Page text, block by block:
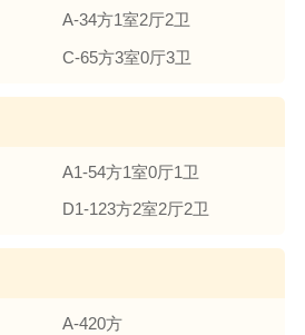
A-34方1室2厅2卫
C-65方3室0厅3卫
A1-54方1室0厅1卫
D1-123方2室2厅2卫
A-420方